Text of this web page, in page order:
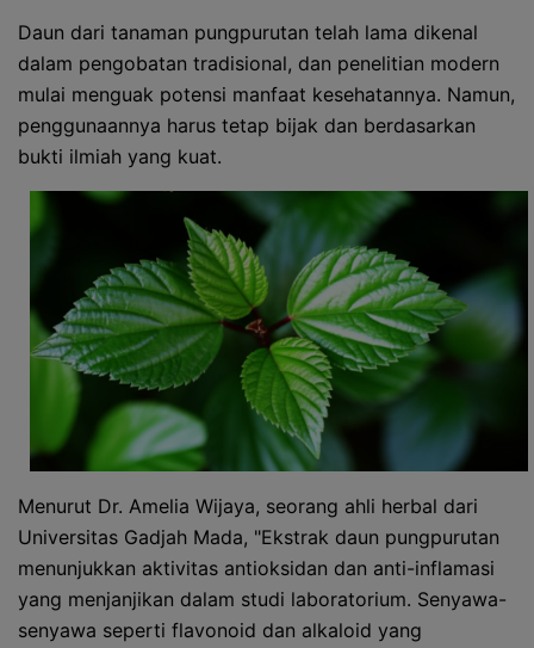
Daun dari tanaman pungpurutan telah lama dikenal
dalam pengobatan tradisional, dan penelitian modern
mulai menguak potensi manfaat kesehatannya. Namun,
penggunaannya harus tetap bijak dan berdasarkan
bukti ilmiah yang kuat.
Menurut Dr. Amelia Wijaya, seorang ahli herbal dari
Universitas Gadjah Mada, "Ekstrak daun pungpurutan
menunjukkan aktivitas antioksidan dan anti-inflamasi
yang menjanjikan dalam studi laboratorium. Senyawa-
senyawa seperti flavonoid dan alkaloid yang